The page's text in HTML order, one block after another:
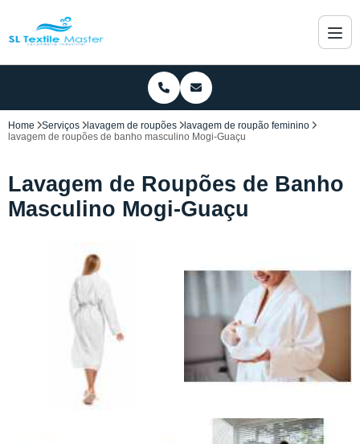
Home Serviços lavagem de roupões
lavagem de roupão feminino
lavagem de roupões de banho masculino Mogi-Guaçu
Lavagem de Roupões de Banho
Masculino Mogi-Guaçu